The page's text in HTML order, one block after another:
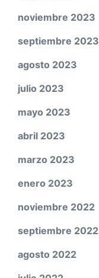
noviembre 2023
septiembre 2023
agosto 2023
julio 2023
mayo 2023
abril 2023
marzo 2023
enero 2023
noviembre 2022
septiembre 2022
agosto 2022